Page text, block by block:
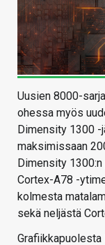
Uusien 8000-
ohessa myös
Dimensity 1300 -
maksimissaan
Dimensity
Cortex-A78 -
kolmesta
sekä neljästä